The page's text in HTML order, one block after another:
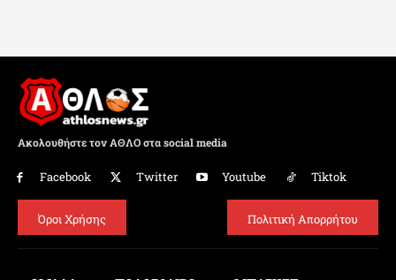
Ακολουθήστε τον ΑΘΛΟ στα social media
Facebook Twitter Youtube Tiktok
Όροι Χρήσης Πολιτική Απορρήτου